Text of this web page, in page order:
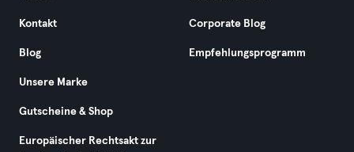
Kontakt
Blog
Unsere Marke
Gutscheine & Shop
Europäischer Rechtsakt zur
Corporate Blog
Empfehlungsprogramm